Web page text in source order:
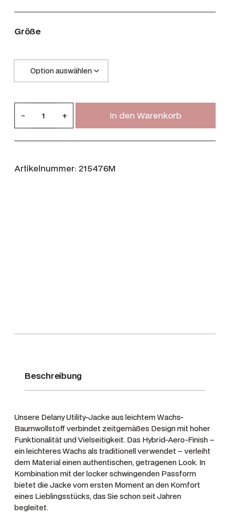
Größe
r
e
n
g
e
- + In den Warenkorb
Artikelnummer: 215476M
Beschreibung
Unsere Delany Utility-Jacke aus leichtem Wachs-
Baumwollstoff verbindet zeitgemäßes Design mit hoher
Funktionalität und Vielseitigkeit. Das Hybrid-Aero-Finish –
ein leichteres Wachs als traditionell verwendet – verleiht
dem Material einen authentischen, getragenen Look. In
Kombination mit der locker schwingenden Passform
bietet die Jacke vom ersten Moment an den Komfort
eines Lieblingsstücks, das Sie schon seit Jahren
begleitet.